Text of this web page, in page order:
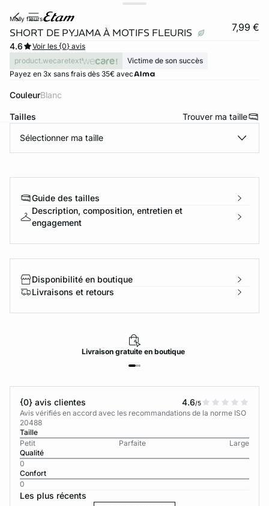
molly fleurs
SHORT DE PYJAMA À MOTIFS FLEURIS 7,99 €
4.6
Voir les {0} avis
product.wecaretext
Victime de son succès
Payez en 3x sans frais dès 35€ avec
Couleur blanc
Tailles Trouver ma taille
Sélectionner ma taille
Guide des tailles
Description, composition, entretien et
engagement
Disponibilité en boutique
Livraisons et retours
Livraisongratuiteen boutique
{0} avis clientes 4.6/5
Avis vérifiés en accord avec les recommandations de la norme ISO
20488
Taille
Petit
Parfaite
Large
Qualité
0
Confort
0
Les plus récents